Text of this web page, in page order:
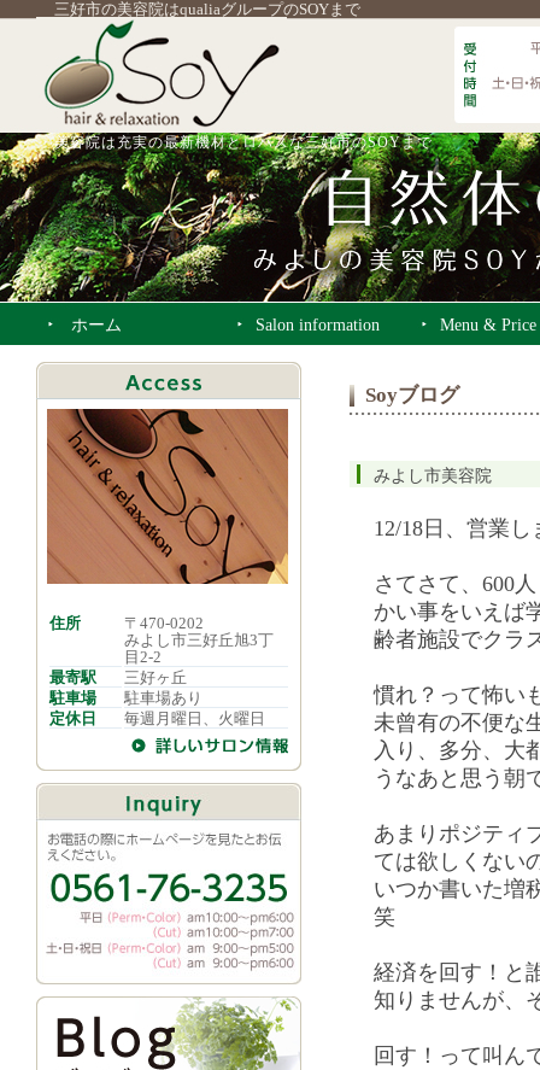
三好市の美容院はqualiaグループのSOYまで
美容院は充実の最新機材とロハスな三好市のSOYまで
ホーム Salon information Menu & Price
Soyブログ
みよし市美容院
12/18日、営業し
さてさて、600
かい事をいえば
齢者施設でクラ
慣れ？って怖い
未曾有の不便な
入り、多分、大
うなあと思う朝
あまりポジティ
ては欲しくない
いつか書いた増
笑
経済を回す！と
知りませんが、
回す！って叫ん
住所
〒470-0202
みよし市三好丘旭3丁
目2-2
最寄駅
三好ヶ丘
駐車場
駐車場あり
定休日
毎週月曜日、火曜日